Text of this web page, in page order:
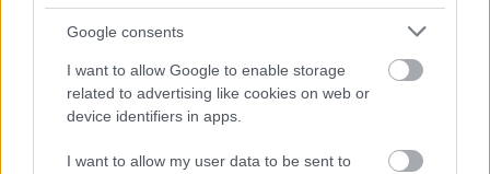
Google consents
I want to allow Google to enable storage
related to advertising like cookies on web or
device identifiers in apps.
I want to allow my user data to be sent to